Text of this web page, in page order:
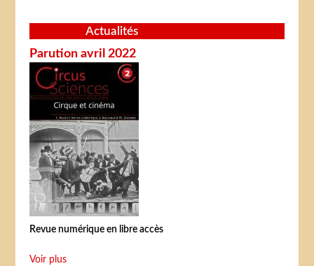
Actualités
Parution avril 2022
Revue numérique en libre accès
Voir plus